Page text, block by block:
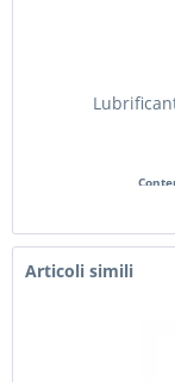
Articoli simili